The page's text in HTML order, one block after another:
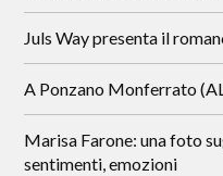
Juls Way presenta il
A Ponzano Monferrato
Marisa Farone: una foto
sentimenti, emozioni